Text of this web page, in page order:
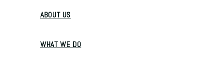
ABOUT US
WHAT WE DO